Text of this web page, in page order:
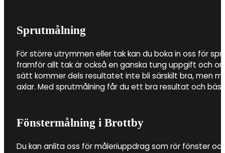
Sprutmålning
För större utrymmen eller tak kan du boka in oss för
framför allt tak är också en ganska tung uppgift och
sätt kommer dels resultatet inte bli särskilt bra, men
axlar. Med sprutmålning får du ett bra resultat och
Fönstermålning i Brottby
Du kan anlita oss för måleriuppdrag som rör fönster